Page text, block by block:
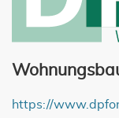
https://